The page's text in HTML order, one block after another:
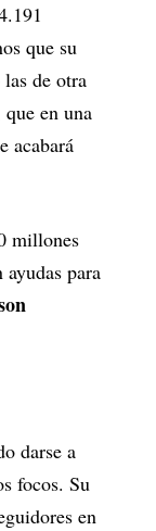
que su
de otra
en una
acabará
millones
para
darse a
focos. Su
en